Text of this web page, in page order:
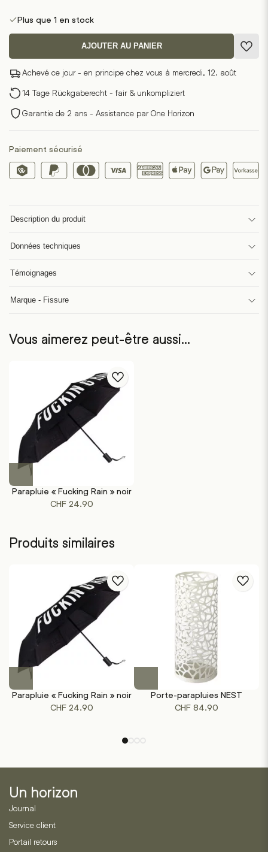
Plus que 1 en stock
AJOUTER AU PANIER
Achevé ce jour - en principe chez vous à mercredi, 12. août
14 Tage Rückgaberecht - fair & unkompliziert
Garantie de 2 ans - Assistance par One Horizon
Paiement sécurisé
Description du produit
Données techniques
Témoignages
Marque - Fissure
Vous aimerez peut-être aussi…
Parapluie « Fucking Rain » noir
CHF24.90
Produits similaires
Parapluie « Fucking Rain » noir
CHF24.90
a
plusieurs
Porte-parapluies NEST
CHF 84.90
Un horizon
Journal
Service client
Portail retours